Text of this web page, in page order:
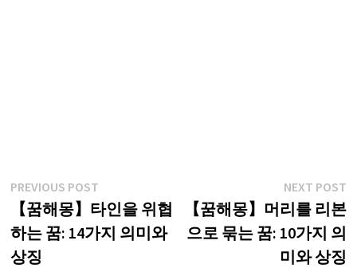
글
탐
색
PREVIOUS POSTPrevious
post:
【꿈해몽】타인을 위협
하는 꿈: 14가지 의미와
상징
NEXT POST
【꿈해몽】머리를 리본
으로 묶는 꿈: 10가지 의
미와 상징